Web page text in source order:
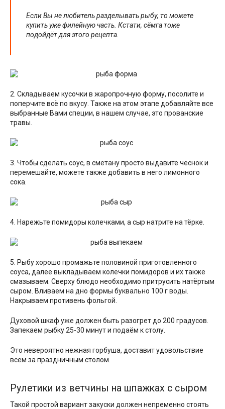
Если Вы не любитель разделывать рыбу, то можете
купить уже филейную часть. Кстати, сёмга тоже
подойдёт для этого рецепта.
2. Складываем кусочки в жаропрочную форму, посолите и
поперчите всё по вкусу. Также на этом этапе добавляйте все
выбранные Вами специи, в нашем случае, это прованские
травы.
3. Чтобы сделать соус, в сметану просто выдавите чеснок и
перемешайте, можете также добавить в него лимонного
сока.
4. Нарежьте помидоры колечками, а сыр натрите на тёрке.
5. Рыбу хорошо промажьте половиной приготовленного
соуса, далее выкладываем колечки помидоров и их также
смазываем. Сверху блюдо необходимо притрусить натёртым
сыром. Вливаем на дно формы буквально 100 г воды.
Накрываем противень фольгой.
Духовой шкаф уже должен быть разогрет до 200 градусов.
Запекаем рыбку 25-30 минут и подаём к столу.
Это невероятно нежная горбуша, доставит удовольствие
всем за праздничным столом.
Рулетики из ветчины на шпажках с сыром
Такой простой вариант закуски должен непременно стоять